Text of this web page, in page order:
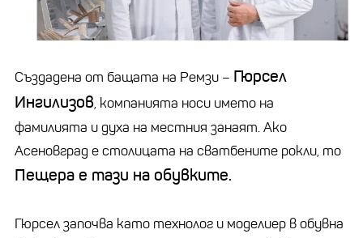
Създадена от бащата на Ремзи – Гюрсел
Ингилизов, компанията носи името на
фамилията и духа на местния занаят. Ако
Асеновград е столицата на сватбените рокли, то
Пещера е тази на обувките.
Гюрсел започва като технолог и моделиер в обувна